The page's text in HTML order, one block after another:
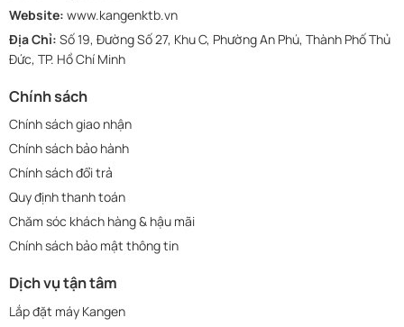
Website: www.kangenktb.vn
Địa Chỉ: Số 19, Đường Số 27, Khu C, Phường An Phú, Thành Phố Thủ
Đức, TP. Hồ Chí Minh
Chính sách
Chính sách giao nhận
Chính sách bảo hành
Chính sách đổi trả
Quy định thanh toán
Chăm sóc khách hàng & hậu mãi
Chính sách bảo mật thông tin
Dịch vụ tận tâm
Lắp đặt máy Kangen